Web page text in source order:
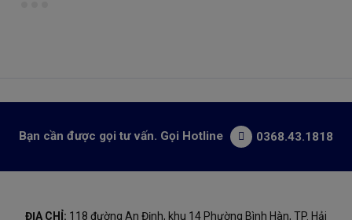
Bạn cần được gọi tư vấn. Gọi Hotline 0368.43.1818
ĐỊA CHỈ: 118 đường An Định, khu 14 Phường Bình Hàn, TP. Hải